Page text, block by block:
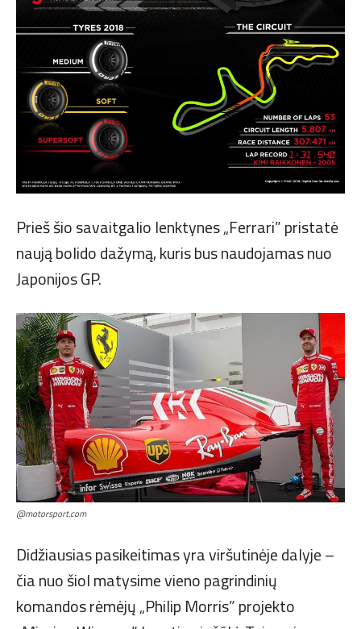
Prieš šio savaitgalio lenktynes „Ferrari” pristatė
naują bolido dažymą, kuris bus naudojamas nuo
Japonijos GP.
@motorsport.com
Didžiausias pasikeitimas yra viršutinėje dalyje –
čia nuo šiol matysime vieno pagrindinių
komandos rėmėjų „Philip Morris” projekto